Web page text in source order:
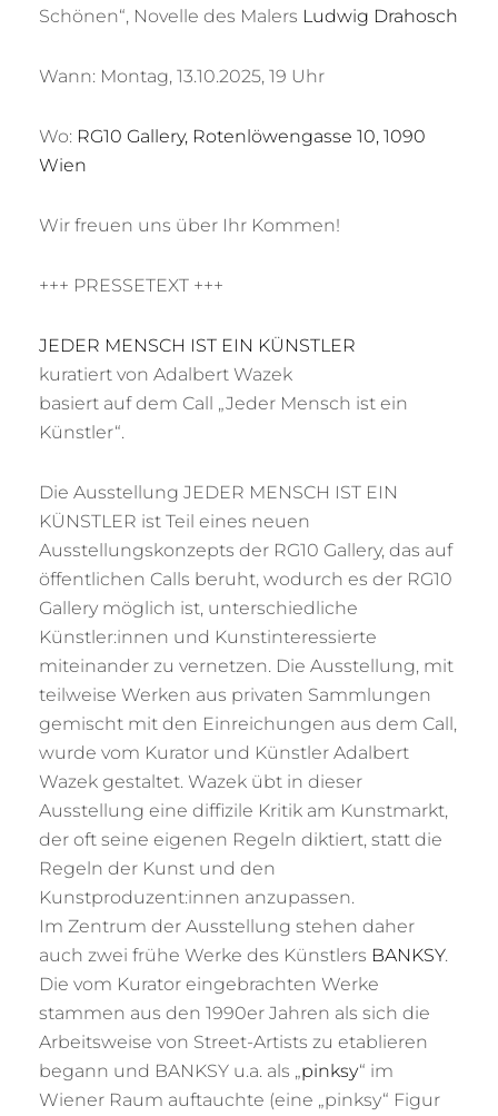
Schönen“, Novelle des Malers Ludwig Drahosch
Wann: Montag, 13.10.2025, 19 Uhr
Wo: RG10 Gallery, Rotenlöwengasse 10, 1090
Wien
Wir freuen uns über Ihr Kommen!
+++ PRESSETEXT +++
JEDER MENSCH IST EIN KÜNSTLER
kuratiert von Adalbert Wazek
basiert auf dem Call „Jeder Mensch ist ein
Künstler“.
Die Ausstellung JEDER MENSCH IST EIN
KÜNSTLER ist Teil eines neuen
Ausstellungskonzepts der RG10 Gallery, das auf
öffentlichen Calls beruht, wodurch es der RG10
Gallery möglich ist, unterschiedliche
Künstler:innen und Kunstinteressierte
miteinander zu vernetzen. Die Ausstellung, mit
teilweise Werken aus privaten Sammlungen
gemischt mit den Einreichungen aus dem Call,
wurde vom Kurator und Künstler Adalbert
Wazek gestaltet. Wazek übt in dieser
Ausstellung eine diffizile Kritik am Kunstmarkt,
der oft seine eigenen Regeln diktiert, statt die
Regeln der Kunst und den
Kunstproduzent:innen anzupassen.
Im Zentrum der Ausstellung stehen daher
auch zwei frühe Werke des Künstlers BANKSY.
Die vom Kurator eingebrachten Werke
stammen aus den 1990er Jahren als sich die
Arbeitsweise von Street-Artists zu etablieren
begann und BANKSY u.a. als „pinksy“ im
Wiener Raum auftauchte (eine „pinksy“ Figur